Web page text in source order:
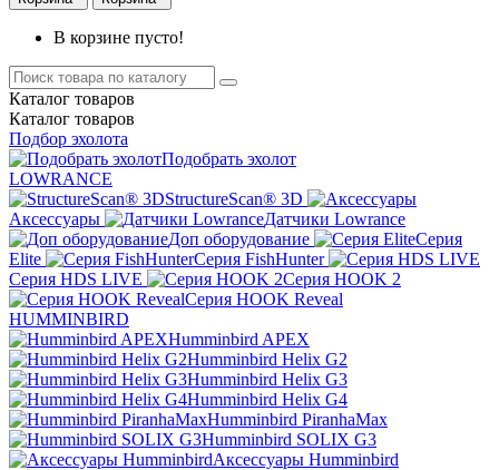
В корзине пусто!
Каталог товаров
Каталог товаров
Подбор эхолота
Подобрать эхолот
LOWRANCE
StructureScan® 3D
Аксессуары
Датчики Lowrance
Доп оборудование
Серия
Elite
Серия FishHunter
Серия HDS LIVE
Серия HOOK 2
Серия HOOK Reveal
HUMMINBIRD
Humminbird APEX
Humminbird Helix G2
Humminbird Helix G3
Humminbird Helix G4
Humminbird PiranhaMax
Humminbird SOLIX G3
Аксессуары Humminbird